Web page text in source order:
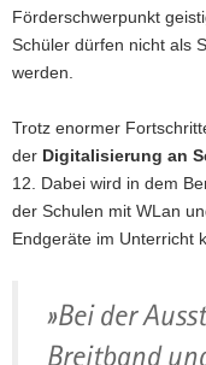
Förderschwerpunkt
Schüler dürfen nicht als
werden.
Trotz enormer
der Digitalisierung an
12. Dabei wird in dem
der Schulen mit WLan
Endgeräte im Unterricht
»Bei der
Breitband